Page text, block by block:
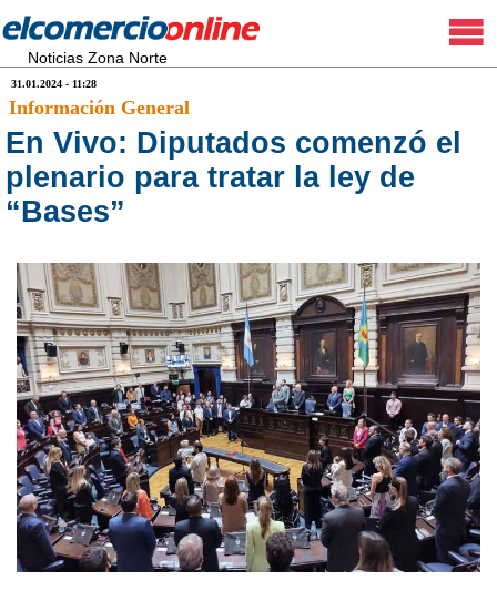
Noticias Zona Norte
31.01.2024 - 11:28
Información General
En Vivo: Diputados comenzó el
plenario para tratar la ley de
“Bases”